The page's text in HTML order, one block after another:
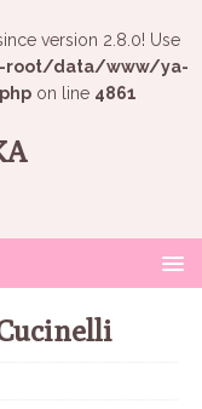
version 2.8.0! Use
data/www/ya-
on line 4861